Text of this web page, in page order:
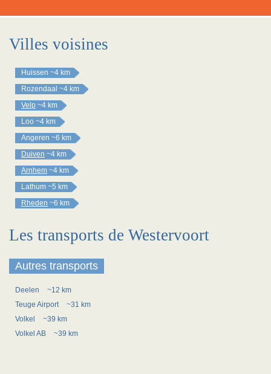
Villes voisines
Huissen ~4 km
Rozendaal ~4 km
Velp ~4 km
Loo ~4 km
Angeren ~6 km
Duiven ~4 km
Arnhem ~4 km
Lathum ~5 km
Rheden ~6 km
Les transports de Westervoort
Autres transports
Deelen
~12 km
Teuge Airport
~31 km
Volkel
~39 km
Volkel AB
~39 km